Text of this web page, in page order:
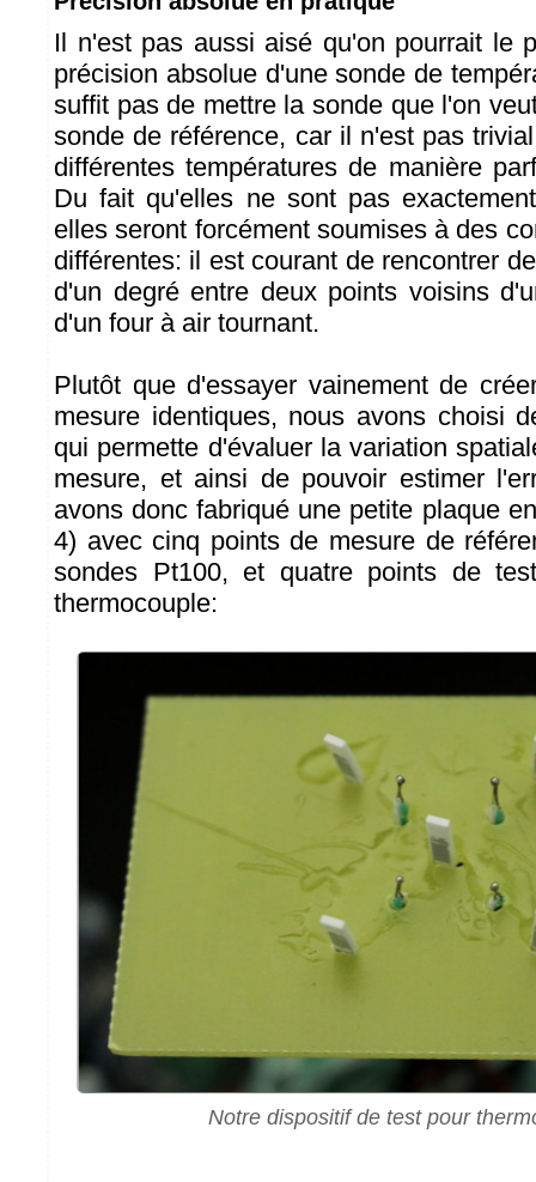
Il n'est pas aussi aisé qu'on pourrait le
précision absolue d'une sonde de
suffit pas de mettre la sonde que l'on
sonde de référence, car il n'est pas
différentes températures de manière
Du fait qu'elles ne sont pas
elles seront forcément soumises à des
différentes: il est courant de rencontrer
d'un degré entre deux points voisins
d'un four à air tournant.
Plutôt que d'essayer vainement de
mesure identiques, nous avons choisi
qui permette d'évaluer la variation
mesure, et ainsi de pouvoir estimer
avons donc fabriqué une petite plaque
4) avec cinq points de mesure de
sondes Pt100, et quatre points de
thermocouple:
Notre dispositif de test pour